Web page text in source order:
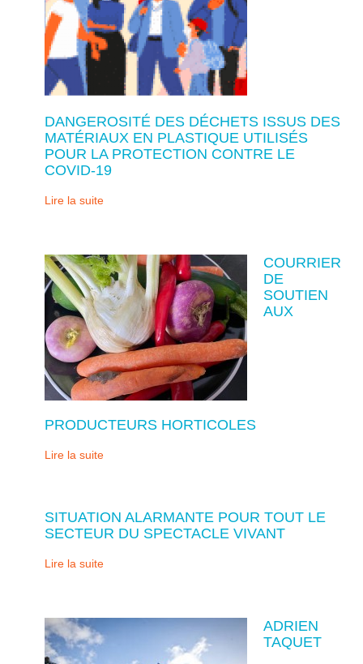
DANGEROSITÉ DES DÉCHETS ISSUS DES
MATÉRIAUX EN PLASTIQUE UTILISÉS
POUR LA PROTECTION CONTRE LE
COVID-19
Lire la suite
COURRIER
DE
SOUTIEN
AUX
PRODUCTEURS HORTICOLES
Lire la suite
SITUATION ALARMANTE POUR TOUT LE
SECTEUR DU SPECTACLE VIVANT
Lire la suite
ADRIEN
TAQUET